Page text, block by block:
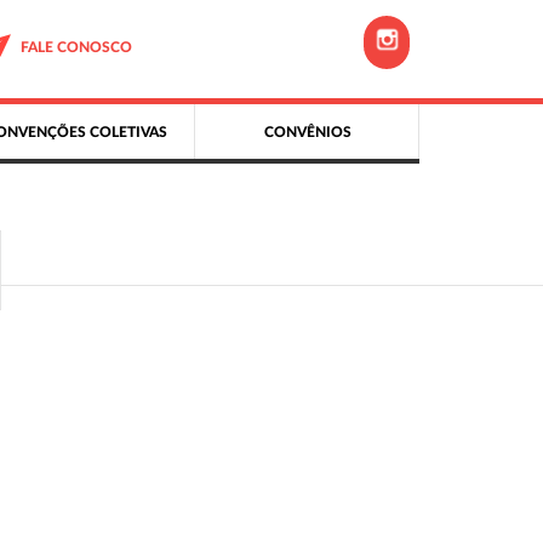
FALE CONOSCO
COLETIVAS CONVÊNIOS